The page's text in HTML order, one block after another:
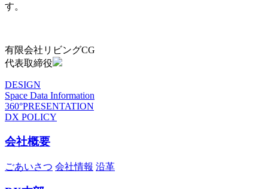
す。
有限会社リビングCG
代表取締役
DESIGN
Space Data Information
360°PRESENTATION
DX POLICY
会社概要
ごあいさつ 会社情報 沿革